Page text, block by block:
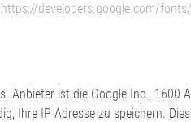
https://developers.google.com/
Anbieter ist die Google Inc., 1600
Ihre IP Adresse zu speichern.